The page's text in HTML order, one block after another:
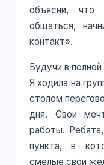
объясни,
общаться,
контакт».
Будучи в
Я ходила на
столом
дня. Свои
работы.
пункта, в
смелые свои